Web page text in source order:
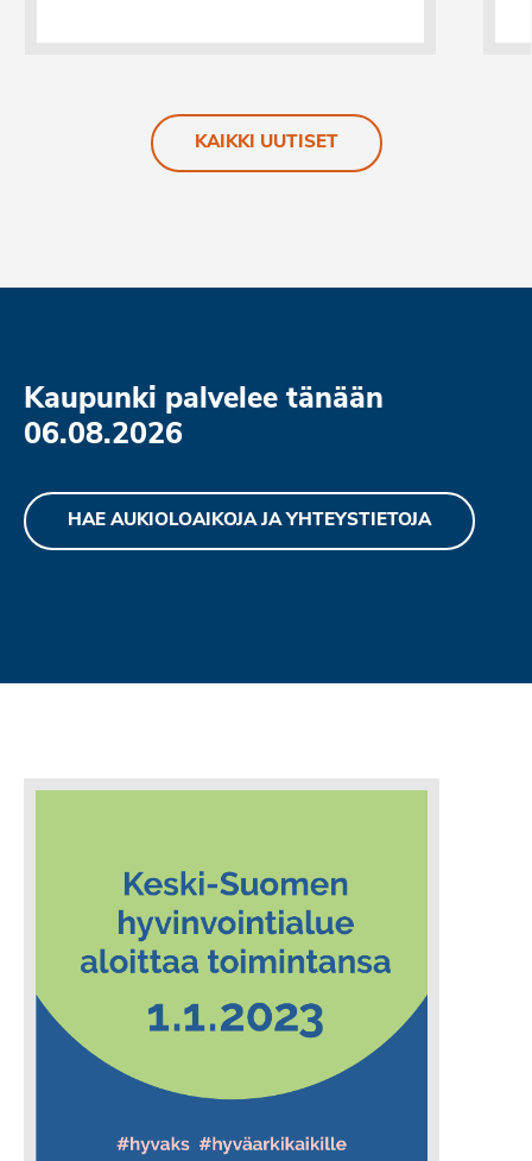
KAIKKI UUTISET
Kaupunki palvelee tänään
06.08.2026
HAE AUKIOLOAIKOJA JA YHTEYSTIETOJA